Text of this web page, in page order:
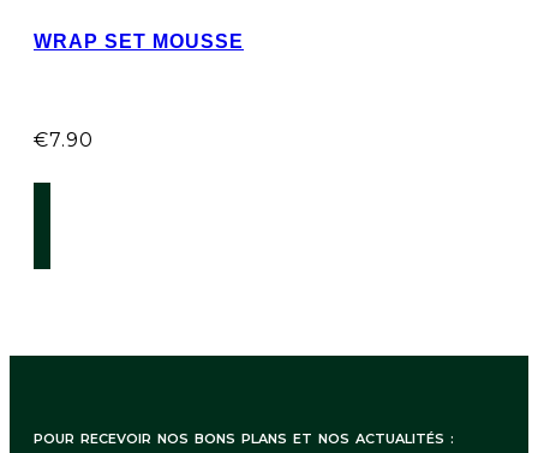
WRAP SET MOUSSE
€7.90
POUR RECEVOIR NOS BONS PLANS ET NOS ACTUALITÉS :